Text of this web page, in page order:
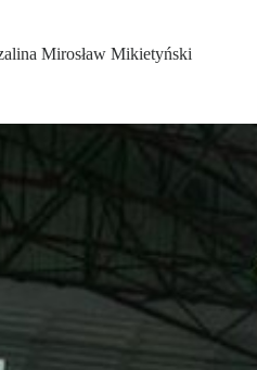
Mirosław Mikietyński